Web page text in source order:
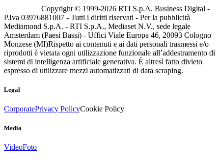
Copyright © 1999-2026 RTI S.p.A. Business Digital -
P.Iva 03976881007 - Tutti i diritti riservati - Per la pubblicità
Mediamond S.p.A. - RTI S.p.A., Mediaset N.V., sede legale
Amsterdam (Paesi Bassi) - Uffici Viale Europa 46, 20093 Cologno
Monzese (MI)Rispetto ai contenuti e ai dati personali trasmessi e/o
riprodotti è vietata ogni utilizzazione funzionale all’addestramento di
sistemi di intelligenza artificiale generativa. È altresì fatto divieto
espresso di utilizzare mezzi automatizzati di data scraping.
Legal
CorporatePrivacy PolicyCookie Policy
Media
VideoFoto